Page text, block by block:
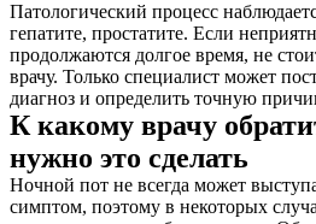
Патологический процесс
гепатите, простатите. Если
продолжаются долгое время, не
врачу. Только специалист может
диагноз и определить точную
К какому врачу
нужно это сделать
Ночной пот не всегда может
симптом, поэтому в некоторых